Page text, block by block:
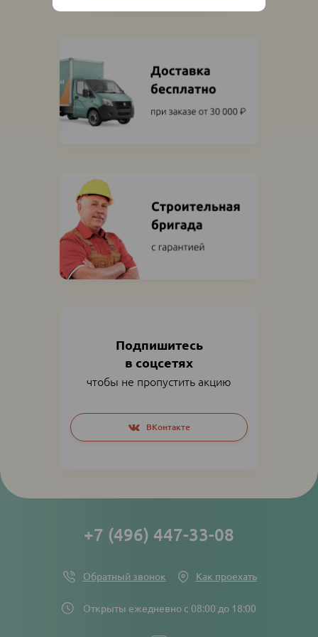
Подпишитесь
в соцсетях
чтобы не пропустить акцию
Social
networks
links
ВКонтакте
Открыты ежедневно с 08:00 до 18:00
+7 (496) 447-33-08
Обратный звонок Как проехать